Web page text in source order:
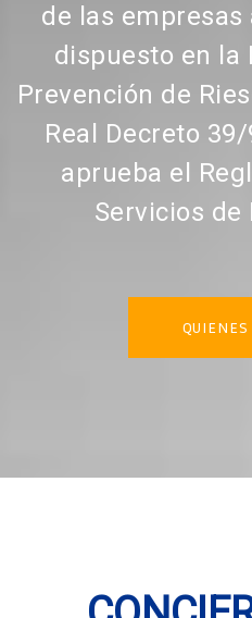
de las
dispuesto en la
Prevención de
Real Decreto
aprueba el
Servicios de
QUIENES